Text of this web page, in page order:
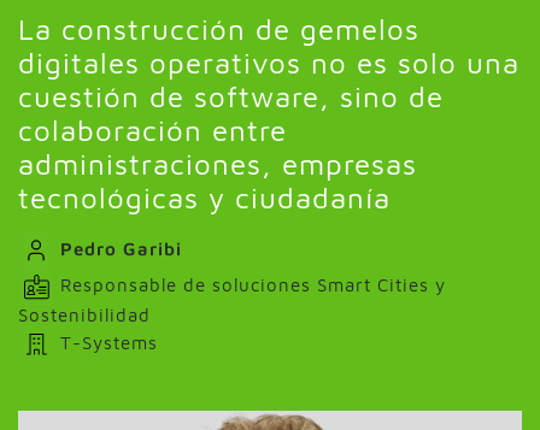
La construcción de gemelos
digitales operativos no es solo una
cuestión de software, sino de
colaboración entre
administraciones, empresas
tecnológicas y ciudadanía
Pedro Garibi
Responsable de soluciones Smart Cities y
Sostenibilidad
T-Systems